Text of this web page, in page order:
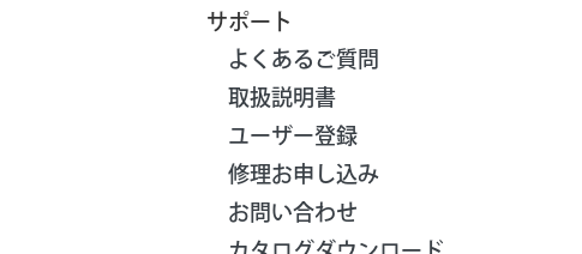
サポート
よくあるご質問
取扱説明書
ユーザー登録
修理お申し込み
お問い合わせ